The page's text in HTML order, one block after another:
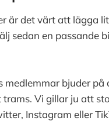
är det värt att lägga
sedan en passande
medlemmar bjuder
Vi gillar ju att
Instagram eller